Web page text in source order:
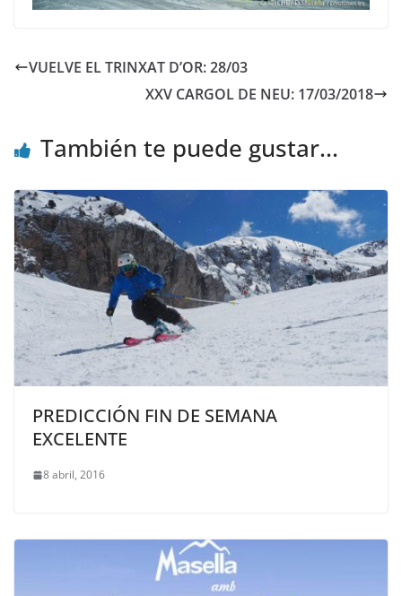
VUELVE EL TRINXAT D’OR: 28/03
XXV CARGOL DE NEU: 17/03/2018
También te puede gustar...
PREDICCIÓN FIN DE SEMANA
EXCELENTE
8 abril, 2016